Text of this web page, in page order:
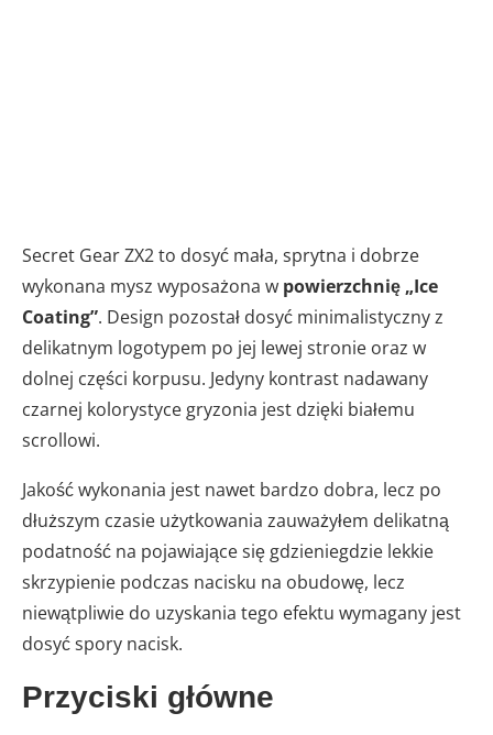
Secret Gear ZX2 to dosyć mała, sprytna i dobrze
wykonana mysz wyposażona w powierzchnię „Ice
Coating”. Design pozostał dosyć minimalistyczny z
delikatnym logotypem po jej lewej stronie oraz w
dolnej części korpusu. Jedyny kontrast nadawany
czarnej kolorystyce gryzonia jest dzięki białemu
scrollowi.
Jakość wykonania jest nawet bardzo dobra, lecz po
dłuższym czasie użytkowania zauważyłem delikatną
podatność na pojawiające się gdzieniegdzie lekkie
skrzypienie podczas nacisku na obudowę, lecz
niewątpliwie do uzyskania tego efektu wymagany jest
dosyć spory nacisk.
Przyciski główne